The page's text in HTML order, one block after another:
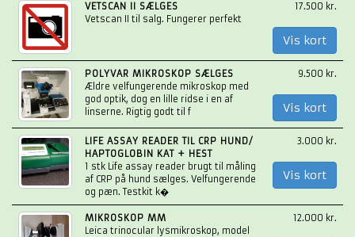
VETSCAN II SÆLGES
Vetscan II til salg. Fungerer perfekt
17.500 kr.
Vis kort
POLYVAR MIKROSKOP SÆLGES
Ældre velfungerende mikroskop med
god optik, dog en lille ridse i en af
linserne. Rigtig godt til f
9.500 kr.
Vis kort
LIFE ASSAY READER TIL CRP HUND/
HAPTOGLOBIN KAT + HEST
1 stk Life assay reader brugt til måling
af CRP på hund sælges. Velfungerende
og pæn. Testkit k�
3.000 kr.
Vis kort
MIKROSKOP MM
Leica trinocular lysmikroskop, model
12.000 kr.